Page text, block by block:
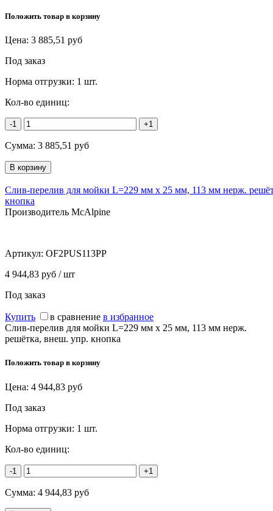
Положить товар в корзину
Цена: 3 885,51 руб
Под заказ
Норма отгрузки: 1 шт.
Кол-во единиц:
-1 +1
Сумма: 3 885,51 руб
Слив-перелив для мойки L=229 мм х 25 мм, 113 мм нерж.
кнопка
Производитель McAlpine
Артикул: OF2PUS113PP
4 944,83 руб / шт
Под заказ
Купить в сравнение в избранное
Слив-перелив для мойки L=229 мм х 25 мм, 113 мм нерж.
решётка, внеш. упр. кнопка
Положить товар в корзину
Цена: 4 944,83 руб
Под заказ
Норма отгрузки: 1 шт.
Кол-во единиц:
-1 +1
Сумма: 4 944,83 руб